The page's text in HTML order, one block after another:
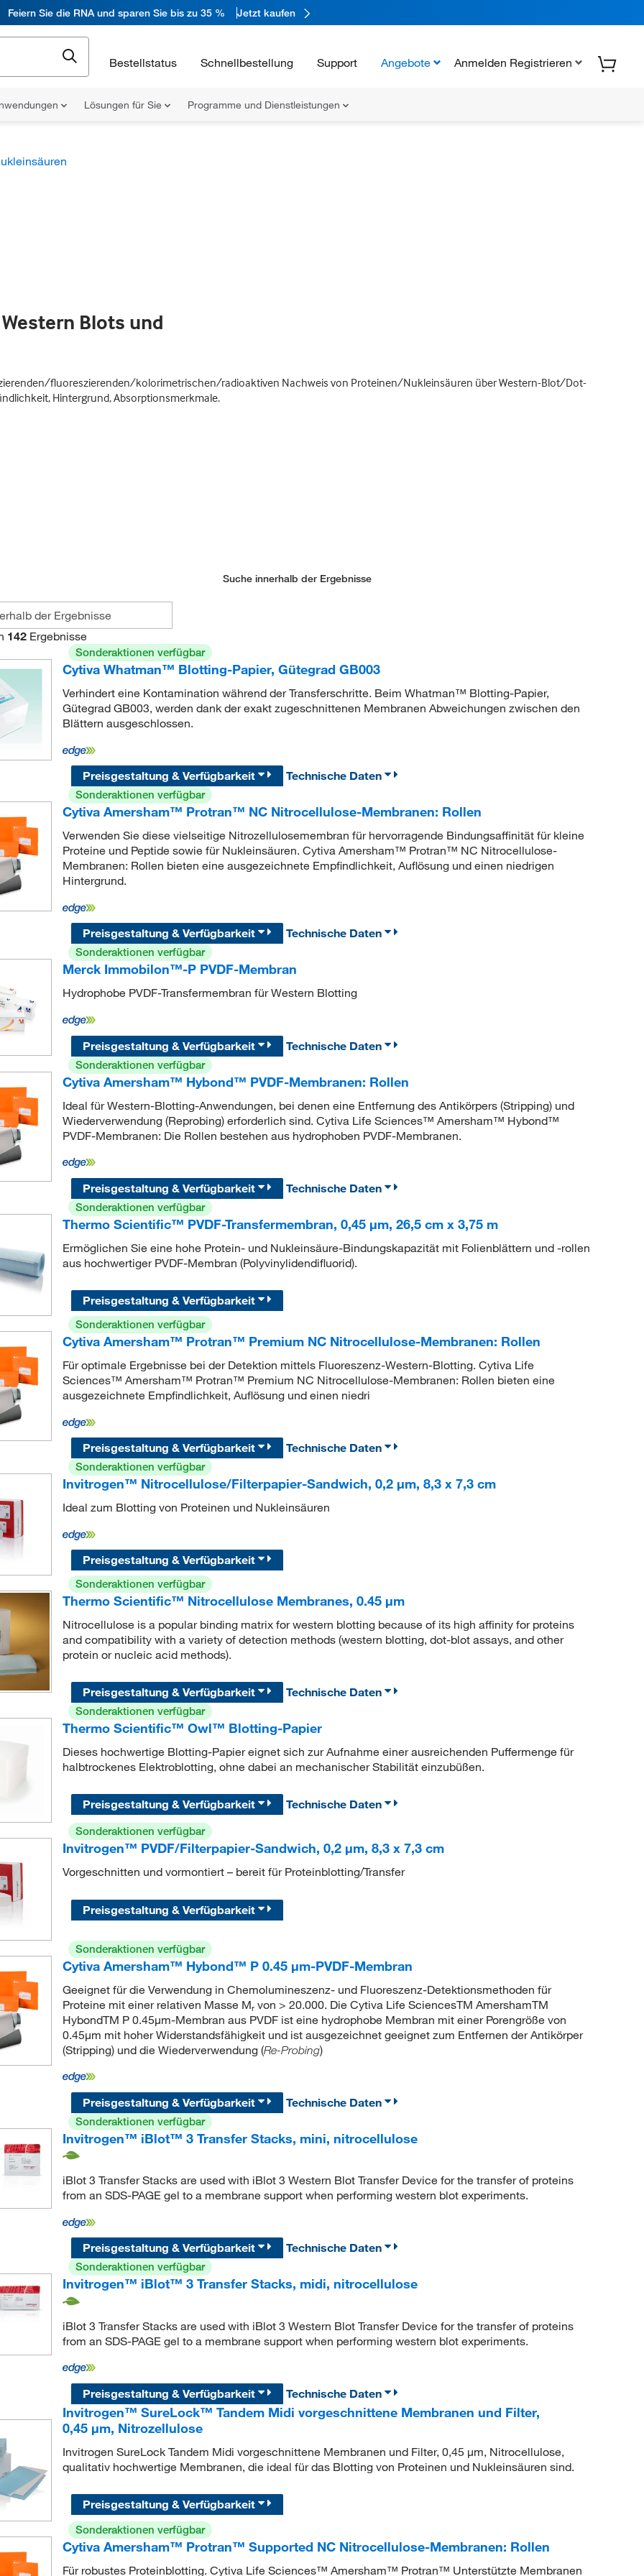
Feiern Sie die RNA und sparen Sie bis zu 35 % Jetzt kaufen
Bestellstatus Schnellbestellung Support Angebote Anmelden Registrieren
Lösungen für Sie Programme und Dienstleistungen
Blots und
fluoreszierenden/kolorimetrischen/radioaktiven Nachweis von Proteinen/Nukleinsäuren über Western-Blot/Dot-
Hintergrund, Absorptionsmerkmale.
Suche innerhalb der Ergebnisse
142 Ergebnisse
Sonderaktionen verfügbar
Cytiva Whatman™ Blotting-Papier, Gütegrad GB003
Verhindert eine Kontamination während der Transferschritte. Beim Whatman™ Blotting-Papier,
Gütegrad GB003, werden dank der exakt zugeschnittenen Membranen Abweichungen zwischen den
Blättern ausgeschlossen.
Preisgestaltung & Verfügbarkeit
Technische Daten
Sonderaktionen verfügbar
Cytiva Amersham™ Protran™ NC Nitrocellulose-Membranen: Rollen
Verwenden Sie diese vielseitige Nitrozellulosemembran für hervorragende Bindungsaffinität für kleine
Proteine und Peptide sowie für Nukleinsäuren. Cytiva Amersham™ Protran™ NC Nitrocellulose-
Membranen: Rollen bieten eine ausgezeichnete Empfindlichkeit, Auflösung und einen niedrigen
Hintergrund.
Preisgestaltung & Verfügbarkeit
Technische Daten
Sonderaktionen verfügbar
Merck Immobilon™-P PVDF-Membran
Hydrophobe PVDF-Transfermembran für Western Blotting
Preisgestaltung & Verfügbarkeit
Technische Daten
Sonderaktionen verfügbar
Cytiva Amersham™ Hybond™ PVDF-Membranen: Rollen
Ideal für Western-Blotting-Anwendungen, bei denen eine Entfernung des Antikörpers (Stripping) und
Wiederverwendung (Reprobing) erforderlich sind. Cytiva Life Sciences™ Amersham™ Hybond™
PVDF-Membranen: Die Rollen bestehen aus hydrophoben PVDF-Membranen.
Preisgestaltung & Verfügbarkeit
Technische Daten
Sonderaktionen verfügbar
Thermo Scientific™ PVDF-Transfermembran, 0,45 μm, 26,5 cm x 3,75 m
Ermöglichen Sie eine hohe Protein- und Nukleinsäure-Bindungskapazität mit Folienblättern und -rollen
aus hochwertiger PVDF-Membran (Polyvinylidendifluorid).
Preisgestaltung & Verfügbarkeit
Sonderaktionen verfügbar
Cytiva Amersham™ Protran™ Premium NC Nitrocellulose-Membranen: Rollen
Für optimale Ergebnisse bei der Detektion mittels Fluoreszenz-Western-Blotting. Cytiva Life
Sciences™ Amersham™ Protran™ Premium NC Nitrocellulose-Membranen: Rollen bieten eine
ausgezeichnete Empfindlichkeit, Auflösung und einen niedri
Preisgestaltung & Verfügbarkeit
Technische Daten
Sonderaktionen verfügbar
Invitrogen™ Nitrocellulose/Filterpapier-Sandwich, 0,2 μm, 8,3 x 7,3 cm
Ideal zum Blotting von Proteinen und Nukleinsäuren
Preisgestaltung & Verfügbarkeit
Sonderaktionen verfügbar
Thermo Scientific™ Nitrocellulose Membranes, 0.45 μm
Nitrocellulose is a popular binding matrix for western blotting because of its high affinity for proteins
and compatibility with a variety of detection methods (western blotting, dot-blot assays, and other
protein or nucleic acid methods).
Preisgestaltung & Verfügbarkeit
Technische Daten
Sonderaktionen verfügbar
Thermo Scientific™ Owl™ Blotting-Papier
Dieses hochwertige Blotting-Papier eignet sich zur Aufnahme einer ausreichenden Puffermenge für
halbtrockenes Elektroblotting, ohne dabei an mechanischer Stabilität einzubüßen.
Preisgestaltung & Verfügbarkeit
Technische Daten
Sonderaktionen verfügbar
Invitrogen™ PVDF/Filterpapier-Sandwich, 0,2 μm, 8,3 x 7,3 cm
Vorgeschnitten und vormontiert – bereit für Proteinblotting/Transfer
Preisgestaltung & Verfügbarkeit
Sonderaktionen verfügbar
Cytiva Amersham™ Hybond™ P 0.45 μm-PVDF-Membran
Geeignet für die Verwendung in Chemolumineszenz- und Fluoreszenz-Detektionsmethoden für
Proteine mit einer relativen Masse Mrvon > 20.000. Die Cytiva Life SciencesTM AmershamTM
HybondTM P 0.45μm-Membran aus PVDF ist eine hydrophobe Membran mit einer Porengröße von
0.45μm mit hoher Widerstandsfähigkeit und ist ausgezeichnet geeignet zum Entfernen der Antikörper
(Stripping) und die Wiederverwendung (Re-Probing)
Preisgestaltung & Verfügbarkeit
Technische Daten
Sonderaktionen verfügbar
Invitrogen™ iBlot™ 3 Transfer Stacks, mini, nitrocellulose
iBlot 3 Transfer Stacks are used with iBlot 3 Western Blot Transfer Device for the transfer of proteins
from an SDS-PAGE gel to a membrane support when performing western blot experiments.
Preisgestaltung & Verfügbarkeit
Technische Daten
Sonderaktionen verfügbar
Invitrogen™ iBlot™ 3 Transfer Stacks, midi, nitrocellulose
iBlot 3 Transfer Stacks are used with iBlot 3 Western Blot Transfer Device for the transfer of proteins
from an SDS-PAGE gel to a membrane support when performing western blot experiments.
Preisgestaltung & Verfügbarkeit
Technische Daten
Invitrogen™ SureLock™ Tandem Midi vorgeschnittene Membranen und Filter,
0,45 μm, Nitrozellulose
Invitrogen SureLock Tandem Midi vorgeschnittene Membranen und Filter, 0,45 μm, Nitrocellulose,
qualitativ hochwertige Membranen, die ideal für das Blotting von Proteinen und Nukleinsäuren sind.
Preisgestaltung & Verfügbarkeit
Sonderaktionen verfügbar
Cytiva Amersham™ Protran™ Supported NC Nitrocellulose-Membranen: Rollen
Für robustes Proteinblotting. Cytiva Life Sciences™ Amersham™ Protran™ Unterstützte Membranen